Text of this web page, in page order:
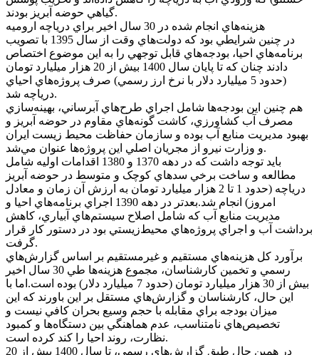
گياهي حوضه آبريز بودند.
هزينه‌هاي انجام شده در 30 سال اخير براي درياچه اروميه
در چنين شرايطي بود که دولت‌هاي وقت از سال 1395 با تصويب
برنامه‌هاي احيا، بودجه‌هاي قابل توجهي را به اين موضوع اختصاص
دادند چنان که تا پايان سال 1400 بيش از 20 هزار ميليارد تومان
(حدود 5 ميليارد دلار با نرخ ارز رسمي) صرف پروژه‌هاي احياي
درياچه شد.
هم چنين اين بودجه‌ها شامل اجراي طرح‌هاي آبرساني، بهينه‌سازي
مصرف آب کشاورزي، کاشت گونه‌هاي مقاوم در حوضه آبريز و
بهبود مديريت منابع آب بوده و سازمان حفاظت محيط زيست ايران
و وزارت نيرو از مجريان اصلي اين پروژه‌ها عنوان مي‌شد.
بايد توجه داشت که در دهه 1370 و 1380 اقدامات اوليه شامل
مطالعه و ساخت برخي سد‌هاي کوچک و متوسط در حوضه آبريز
درياچه (حدود 1 تا 2 هزار ميليارد تومان به ارزش آن زمان و معادل
امروز) انجام شد.بعد‌تر در دهه 1390 اجراي برنامه‌هاي احيا و
مديريت منابع آب که شامل اصلاح سيستم‌هاي آبياري، کاهش
برداشت آب و اجراي پروژه‌هاي محيط‌زيستي بود در دستور کار قرار
گرفت.
برآورد کل هزينه‌هاي مستقيم و غيرمستقيم بر اساس گزارش‌هاي
رسمي و تخمين کارشناسان، مجموع هزينه‌ها طي 30 سال اخير
بيش از 30 هزار ميليارد تومان (حدود 7 ميليارد دلار) بوده است.اما با
اين حال، کارشناسان و گزارش‌هاي مستقل بر اين باورند که اين
ميزان بودجه براي مقابله با حجم وسيع بحران کافي نيست و
تخصيص‌هاي نامتناسب، عدم هماهنگي بين دستگاه‌ها و کمبود
نظارت، روند احيا را کند کرده است.
در همين حال طبق گزارش‌هاي رسمي، تا سال 1400 بيش از 20